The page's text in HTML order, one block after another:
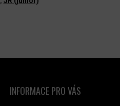
INFORMACE PRO VÁS